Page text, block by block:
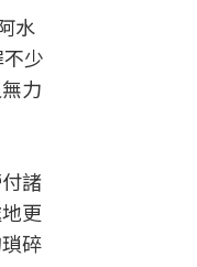
水
少
力
諸
更
碎